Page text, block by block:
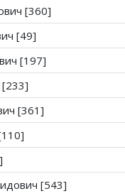
[360]
[49]
[197]
[361]
[543]